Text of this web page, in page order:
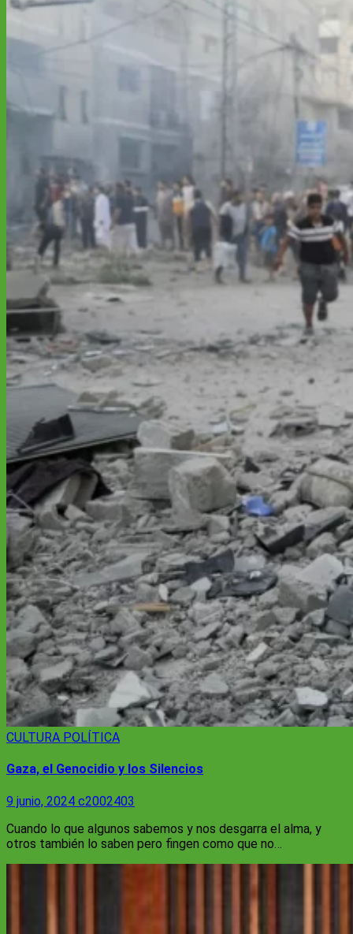
CULTURA POLÍTICA
Gaza, el Genocidio y los Silencios
9 junio, 2024 c2002403
Cuando lo que algunos sabemos y nos desgarra el alma, y
otros también lo saben pero fingen como que no…